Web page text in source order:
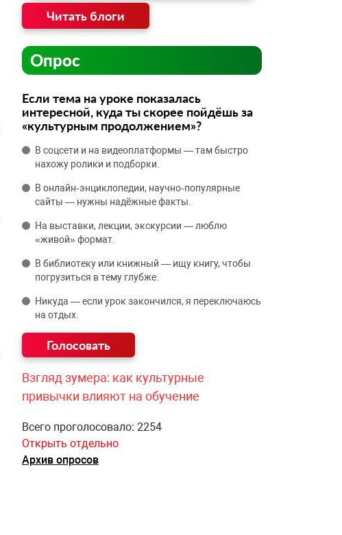
Читать блоги
Опрос
Если тема на уроке показалась
интересной, куда ты скорее пойдёшь за
«культурным продолжением»?
В соцсети и на видеоплатформы — там быстро
нахожу ролики и подборки.
В онлайн‑энциклопедии, научно‑популярные
сайты — нужны надёжные факты.
На выставки, лекции, экскурсии — люблю
«живой» формат.
В библиотеку или книжный — ищу книгу, чтобы
погрузиться в тему глубже.
Никуда — если урок закончился, я переключаюсь
на отдых.
Взгляд зумера: как культурные
привычки влияют на обучение
Всего проголосовало: 2254
Открыть отдельно
Архив опросов